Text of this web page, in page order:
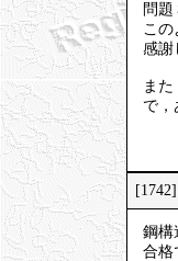
問題
この
感謝
ま
で，
[1742]
鋼構
合格